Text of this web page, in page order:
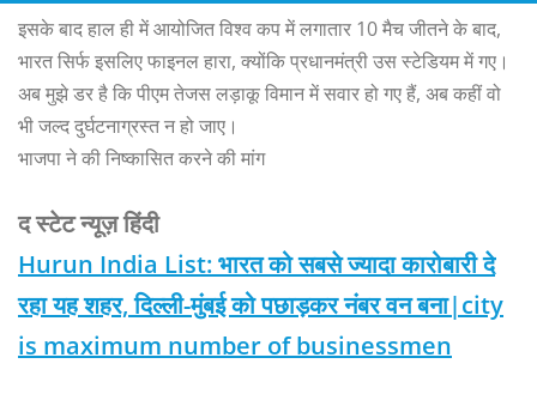
इसके बाद हाल ही में आयोजित विश्व कप में लगातार 10 मैच जीतने के बाद,
भारत सिर्फ इसलिए फाइनल हारा, क्योंकि प्रधानमंत्री उस स्टेडियम में गए।
अब मुझे डर है कि पीएम तेजस लड़ाकू विमान में सवार हो गए हैं, अब कहीं वो
भी जल्द दुर्घटनाग्रस्त न हो जाए।
भाजपा ने की निष्कासित करने की मांग
द स्टेट न्यूज़ हिंदी
Hurun India List: भारत को सबसे ज्यादा कारोबारी दे
रहा यह शहर, दिल्ली-मुंबई को पछाड़कर नंबर वन बना|city
is maximum number of businessmen